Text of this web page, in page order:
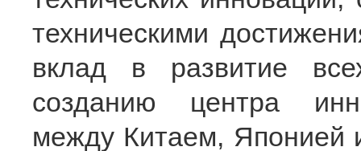
техническими
вклад в развитие
созданию центра
между Китаем, Японией